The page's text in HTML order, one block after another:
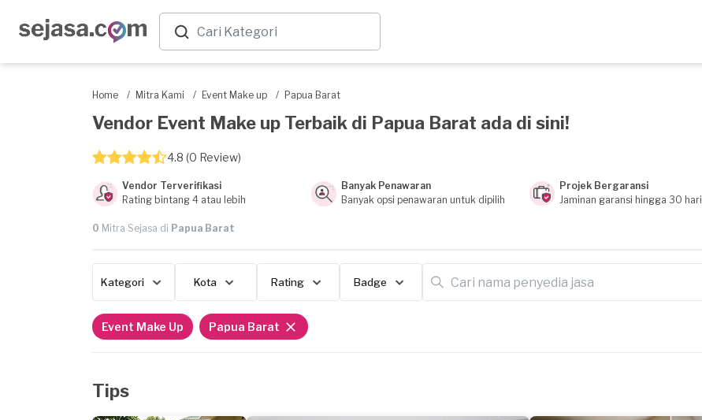
Home / Mitra Kami / Event Make up / Papua Barat
Vendor Event Make up Terbaik di Papua Barat ada di sini!
4.8 (0 Review)
Vendor Terverifikasi
Rating bintang 4 atau lebih
Banyak Penawaran
Banyak opsi penawaran untuk dipilih
Projek Bergaransi
Jaminan garansi hingga 30 hari
0 Mitra Sejasa di Papua Barat
Kategori Kota Rating Badge
Event Make Up Papua Barat
Tips